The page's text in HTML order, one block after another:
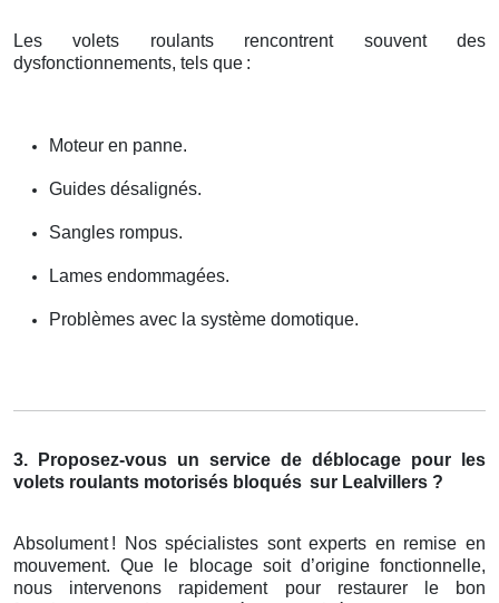
Les volets roulants rencontrent souvent des
dysfonctionnements, tels que :
Moteur en panne.
Guides désalignés.
Sangles rompus.
Lames endommagées.
Problèmes avec la système domotique.
3. Proposez-vous un service de déblocage pour les
volets roulants motorisés bloqués sur Lealvillers ?
Absolument ! Nos spécialistes sont experts en remise en
mouvement. Que le blocage soit d’origine fonctionnelle,
nous intervenons rapidement pour restaurer le bon